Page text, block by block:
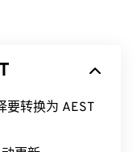
要转换为 AEST